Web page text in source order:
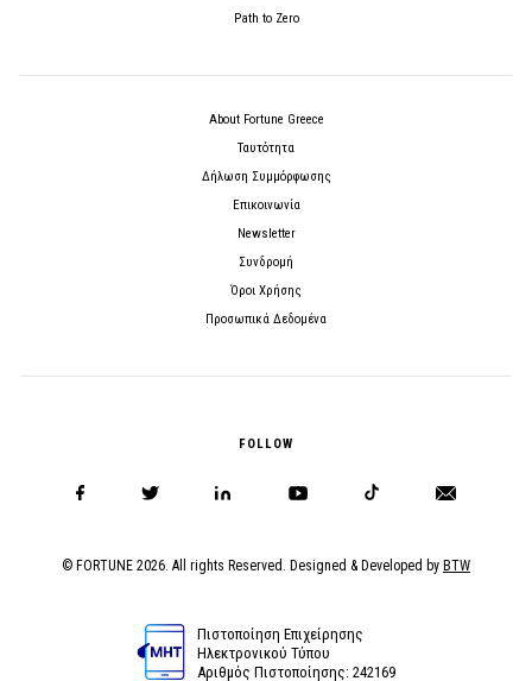
Path to Zero
About Fortune Greece
Ταυτότητα
Δήλωση Συμμόρφωσης
Επικοινωνία
Newsletter
Συνδρομή
Όροι Χρήσης
Προσωπικά Δεδομένα
FOLLOW
© FORTUNE 2026. All rights Reserved. Designed & Developed by BTW
Πιστοποίηση Επιχείρησης
Ηλεκτρονικού Τύπου
Αριθμός Πιστοποίησης: 242169